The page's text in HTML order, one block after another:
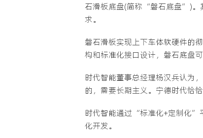
石滑板底盘(简称“磐石底盘”)。
求。
磐石滑板实现上下车体软硬件的
构和标准化接口设计，磐石底盘
时代智能董事总经理杨汉兵认为
的，需要长期主义。宁德时代恰
时代智能通过“标准化+定制化”
化开发。